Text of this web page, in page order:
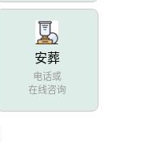
安葬
电话或
在线咨询